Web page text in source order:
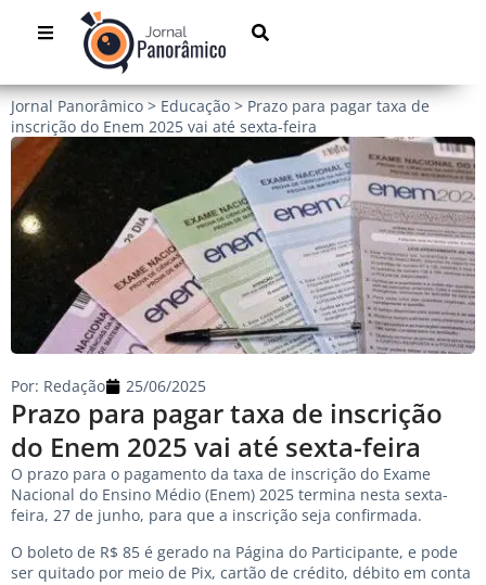
Jornal Panorâmico > Educação > Prazo para pagar taxa de
inscrição do Enem 2025 vai até sexta-feira
Prazo para pagar taxa de inscrição
do Enem 2025 vai até sexta-feira
Por: Redação 25/06/2025
O prazo para o pagamento da taxa de inscrição do Exame
Nacional do Ensino Médio (Enem) 2025 termina nesta sexta-
feira, 27 de junho, para que a inscrição seja confirmada.
O boleto de R$ 85 é gerado na Página do Participante, e pode
ser quitado por meio de Pix, cartão de crédito, débito em conta